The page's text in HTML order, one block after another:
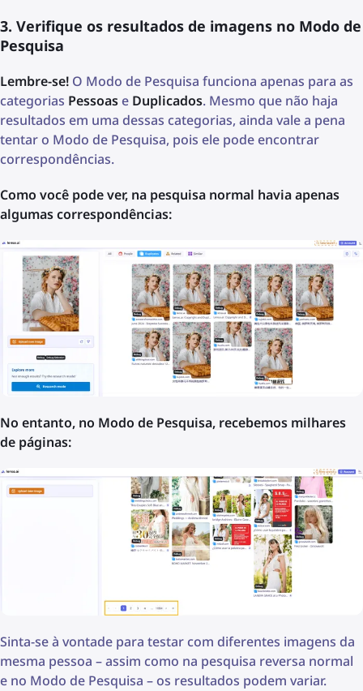
3. Verifique os resultados de imagens no Modo de
Pesquisa
Lembre-se! O Modo de Pesquisa funciona apenas para as
categorias Pessoase Duplicados. Mesmo que não haja
resultados em uma dessas categorias, ainda vale a pena
tentar o Modo de Pesquisa, pois ele pode encontrar
correspondências.
Como você pode ver, na pesquisa normal havia apenas
algumas correspondências:
No entanto, no Modo de Pesquisa, recebemos milhares
de páginas:
Sinta-se à vontade para testar com diferentes imagens da
mesma pessoa – assim como na pesquisa reversa normal
e no Modo de Pesquisa – os resultados podem variar.